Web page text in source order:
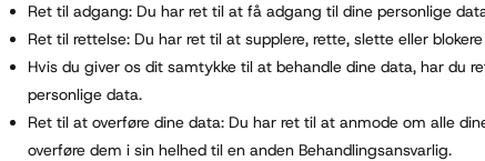
Ret til adgang: Du har ret til at få adgang til dine personlige
Ret til rettelse: Du har ret til at supplere, rette, slette eller
Hvis du giver os dit samtykke til at behandle dine data, har du
personlige data.
Ret til at overføre dine data: Du har ret til at anmode om alle
overføre dem i sin helhed til en anden Behandlingsansvarlig.